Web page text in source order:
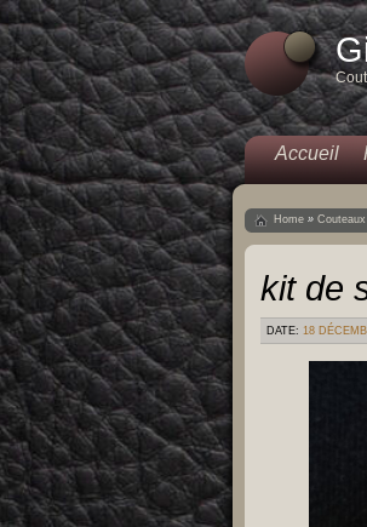
Accueil
Home » Couteaux
kit de
DATE: 18